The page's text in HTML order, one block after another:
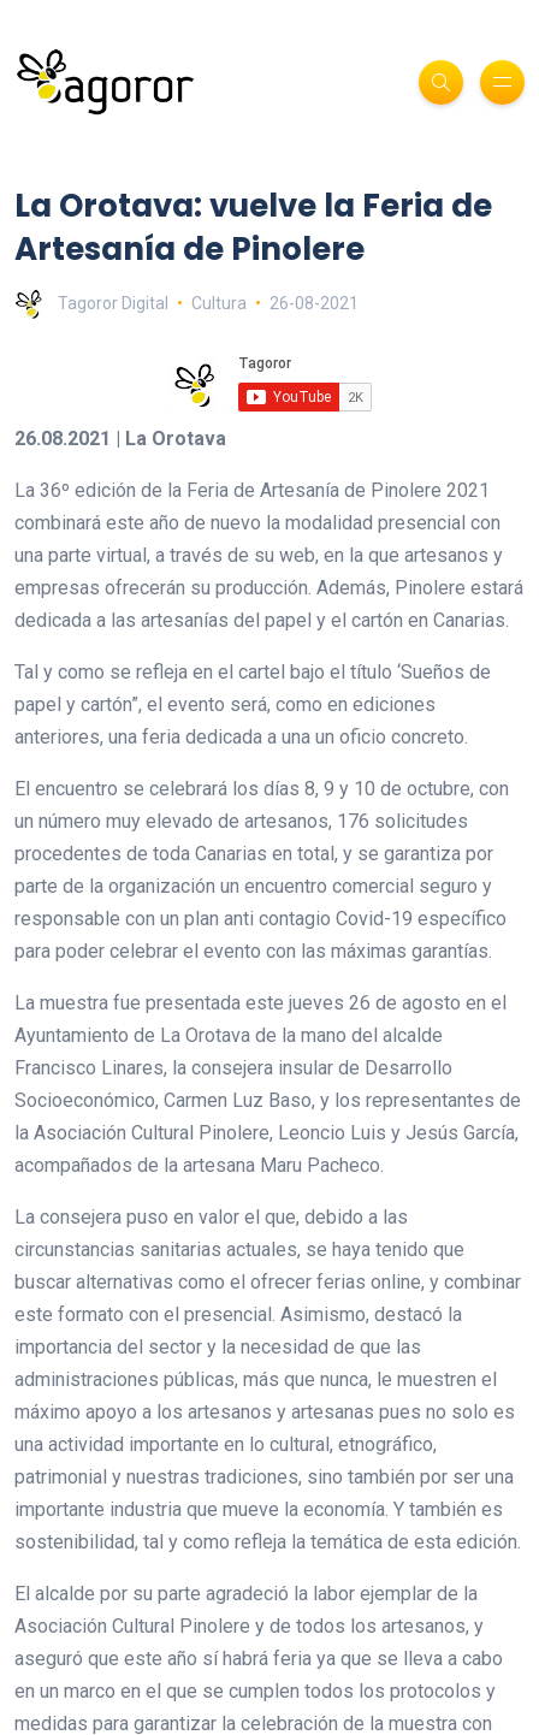
La Orotava: vuelve la Feria de
Artesanía de Pinolere
Tagoror Digital Cultura 26-08-2021
26.08.2021 | La Orotava
La 36º edición de la Feria de Artesanía de Pinolere 2021
combinará este año de nuevo la modalidad presencial con
una parte virtual, a través de su web, en la que artesanos y
empresas ofrecerán su producción. Además, Pinolere estará
dedicada a las artesanías del papel y el cartón en Canarias.
Tal y como se refleja en el cartel bajo el título ‘Sueños de
papel y cartón”, el evento será, como en ediciones
anteriores, una feria dedicada a una un oficio concreto.
El encuentro se celebrará los días 8, 9 y 10 de octubre, con
un número muy elevado de artesanos, 176 solicitudes
procedentes de toda Canarias en total, y se garantiza por
parte de la organización un encuentro comercial seguro y
responsable con un plan anti contagio Covid-19 específico
para poder celebrar el evento con las máximas garantías.
La muestra fue presentada este jueves 26 de agosto en el
Ayuntamiento de La Orotava de la mano del alcalde
Francisco Linares, la consejera insular de Desarrollo
Socioeconómico, Carmen Luz Baso, y los representantes de
la Asociación Cultural Pinolere, Leoncio Luis y Jesús García,
acompañados de la artesana Maru Pacheco.
La consejera puso en valor el que, debido a las
circunstancias sanitarias actuales, se haya tenido que
buscar alternativas como el ofrecer ferias online, y combinar
este formato con el presencial. Asimismo, destacó la
importancia del sector y la necesidad de que las
administraciones públicas, más que nunca, le muestren el
máximo apoyo a los artesanos y artesanas pues no solo es
una actividad importante en lo cultural, etnográfico,
patrimonial y nuestras tradiciones, sino también por ser una
importante industria que mueve la economía. Y también es
sostenibilidad, tal y como refleja la temática de esta edición.
El alcalde por su parte agradeció la labor ejemplar de la
Asociación Cultural Pinolere y de todos los artesanos, y
aseguró que este año sí habrá feria ya que se lleva a cabo
en un marco en el que se cumplen todos los protocolos y
medidas para garantizar la celebración de la muestra con